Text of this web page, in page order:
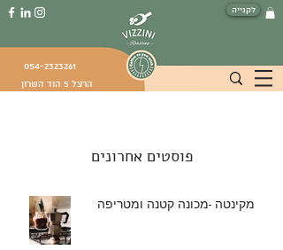
לקנייה
054-2323261
הרצל 5 הוד השרון
פוסטים אחרונים
מקינטה -מכונה קטנה ומטריפה